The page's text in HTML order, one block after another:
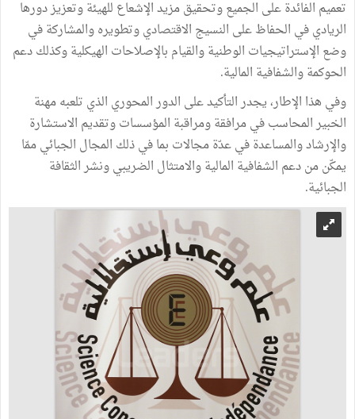
تعميم الفائدة على الجميع وتحقيق مزيد الإشعاع للهيئة وتعزيز دورها
الريادي في الحفاظ على النسيج الاقتصادي وتطويره والمشاركة في
وضع الإستراتيجيات الوطنية والقيام بالإصلاحات الهيكلية وكذلك دعم
الحوكمة والشفافية المالية.
وفي هذا الإطار، يجدر التأكيد على الدور المحوري الذي تلعبه مهنة
الخبير المحاسب في مرافقة ومراقبة المؤسسات وتقديم الاستشارة
والإرشاد والمساعدة في عدّة مجالات بما في ذلك المجال الجبائي ممّا
يمكّن من دعم الشفافية المالية والامتثال الضريبي ونشر الثقافة
الجبائية.